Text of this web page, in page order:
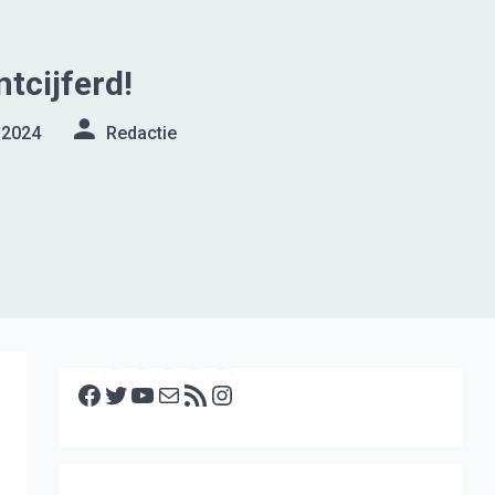
Redactie
Facebook Twitter YouTube E-mail RSS feed